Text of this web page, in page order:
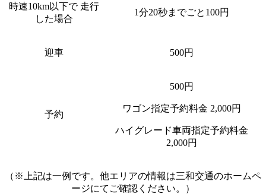
時速10km以下で 走行
した場合
1分20秒までごと100円
迎車 500円
予約
500円
ワゴン指定予約料金 2,000円
ハイグレード車両指定予約料金
2,000円
（※上記は一例です。他エリアの情報は三和交通のホームペ
ージにてご確認ください。）